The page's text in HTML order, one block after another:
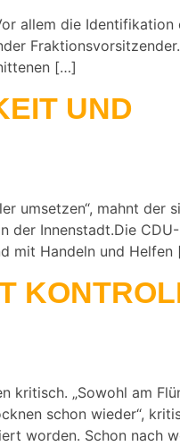
allem die Identifikation
[…]
UND
umsetzen“, mahnt der
der Innenstadt.Die
mit Handeln und Helfen
kritisch. „Sowohl am
schon wieder“,
worden. Schon nach